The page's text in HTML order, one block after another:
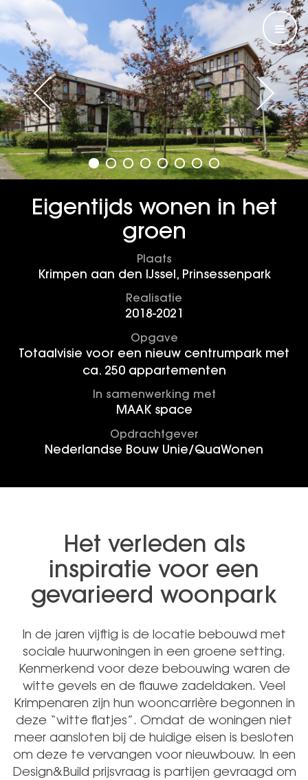
Eigentijds wonen in het
groen
Plaats
Krimpen aan den IJssel, Prinsessenpark
Realisatie
2018-2021
Opgave
Totaalvisie voor een nieuw centrumpark met
ca. 250 appartementen
In samenwerking met
MAAK space
Opdrachtgever
Nederlandse Bouw Unie/QuaWonen
Het verleden als
inspiratie voor een
gevarieerd woonpark
In de jaren vijftig is de locatie bebouwd met
sociale huurwoningen in een groene setting.
Kenmerkend voor deze bebouwing waren de
witte gevels en de flauwe zadeldaken. Veel
Krimpenaren zijn hun wooncarrière begonnen in
deze “witte flatjes”. Omdat de woningen niet
meer aansloten bij de huidige eisen is besloten
om deze te vervangen voor nieuwbouw. In een
Design&Build prijsvraag is partijen gevraagd om